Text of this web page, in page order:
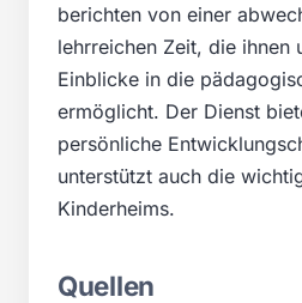
berichten von einer
lehrreichen Zeit, die ihnen
Einblicke in die
ermöglicht. Der Dienst
persönliche
unterstützt auch die
Kinderheims.
Quellen